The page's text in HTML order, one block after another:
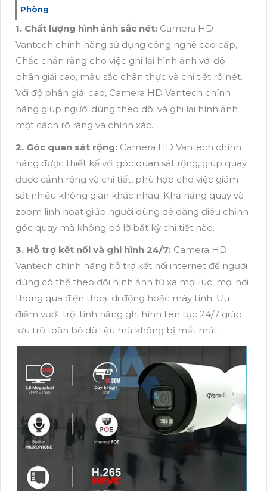
Phòng
1. Chất lượng hình ảnh sắc nét: Camera HD
Vantech chính hãng sử dụng công nghệ cao cấp,
Chắc chắn rằng cho việc ghi lại hình ảnh với độ
phân giải cao, màu sắc chân thực và chi tiết rõ nét.
Với độ phân giải cao, Camera HD Vantech chính
hãng giúp người dùng theo dõi và ghi lại hình ảnh
một cách rõ ràng và chính xác.
2. Góc quan sát rộng: Camera HD Vantech chính
hãng được thiết kế với góc quan sát rộng, giúp quay
được cảnh rộng và chi tiết, phù hợp cho việc giám
sát nhiều không gian khác nhau. Khả năng quay và
zoom linh hoạt giúp người dùng dễ dàng điều chỉnh
góc quay mà không bỏ lỡ bất kỳ chi tiết nào.
3. Hỗ trợ kết nối và ghi hình 24/7: Camera HD
Vantech chính hãng hỗ trợ kết nối internet để người
dùng có thể theo dõi hình ảnh từ xa mọi lúc, mọi nơi
thông qua điện thoại di động hoặc máy tính. Ưu
điểm vượt trội tính năng ghi hình liên tục 24/7 giúp
lưu trữ toàn bộ dữ liệu mà không bị mất mát.